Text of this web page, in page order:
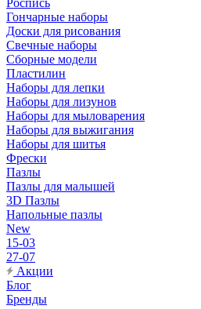
Роспись
Гончарные наборы
Доски для рисования
Свечные наборы
Сборные модели
Пластилин
Наборы для лепки
Наборы для лизунов
Наборы для мыловарения
Наборы для выжигания
Наборы для шитья
Фрески
Пазлы
Пазлы для малышей
3D Пазлы
Напольные пазлы
New
15-03
27-07
Акции
Блог
Бренды